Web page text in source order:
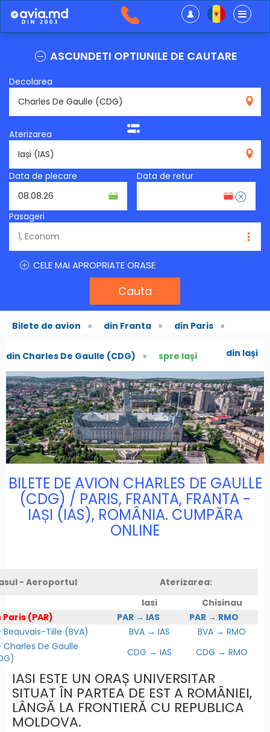
ASCUNDETI OPTIUNILE DE CAUTARE
Decolarea
Aterizarea
Data de plecare
Data de retur
Pasageri
CELE MAI APROPRIATE ORASE
Cauta
Bilete de avion » din Franta » din Paris »
din Charles De Gaulle (CDG) » spre Iași din Iași
BILETE DE AVION CHARLES DE GAULLE
(CDG) / PARIS, FRANTA, FRANTA -
IAȘI (IAS), ROMÂNIA. CUMPĂRA
ONLINE
- Aeroportul
Aterizarea:
Iasi
Chisinau
(PAR)
PAR → IAS
PAR → RMO
Tille (BVA)
BVA → IAS
BVA → RMO
De Gaulle
CDG → IAS CDG → RMO
IASI ESTE UN ORAȘ UNIVERSITAR
SITUAT ÎN PARTEA DE EST A ROMÂNIEI,
LÂNGĂ LA FRONTIERĂ CU REPUBLICA
MOLDOVA.